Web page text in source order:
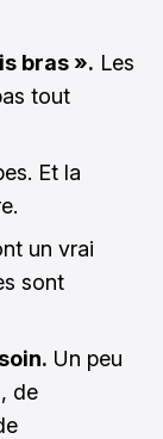
bras ». Les
tout
Et la
un vrai
sont
Un peu
de